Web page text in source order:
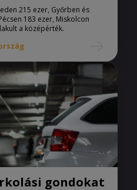
215 ezer, Győrben és
183 ezer, Miskolcon
a középérték.
gondokat